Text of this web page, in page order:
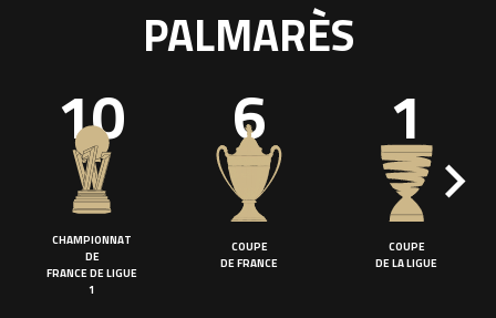
PALMARÈS
10
CHAMPIONNAT
DE
FRANCE DE LIGUE
1
6
COUPE
DE FRANCE
1
COUPE
DE LA LIGUE